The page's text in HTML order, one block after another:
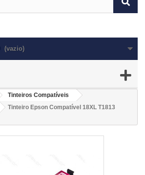
(vazio)
Tinteiros Compatíveis
Tinteiro Epson Compatível 18XL T1813